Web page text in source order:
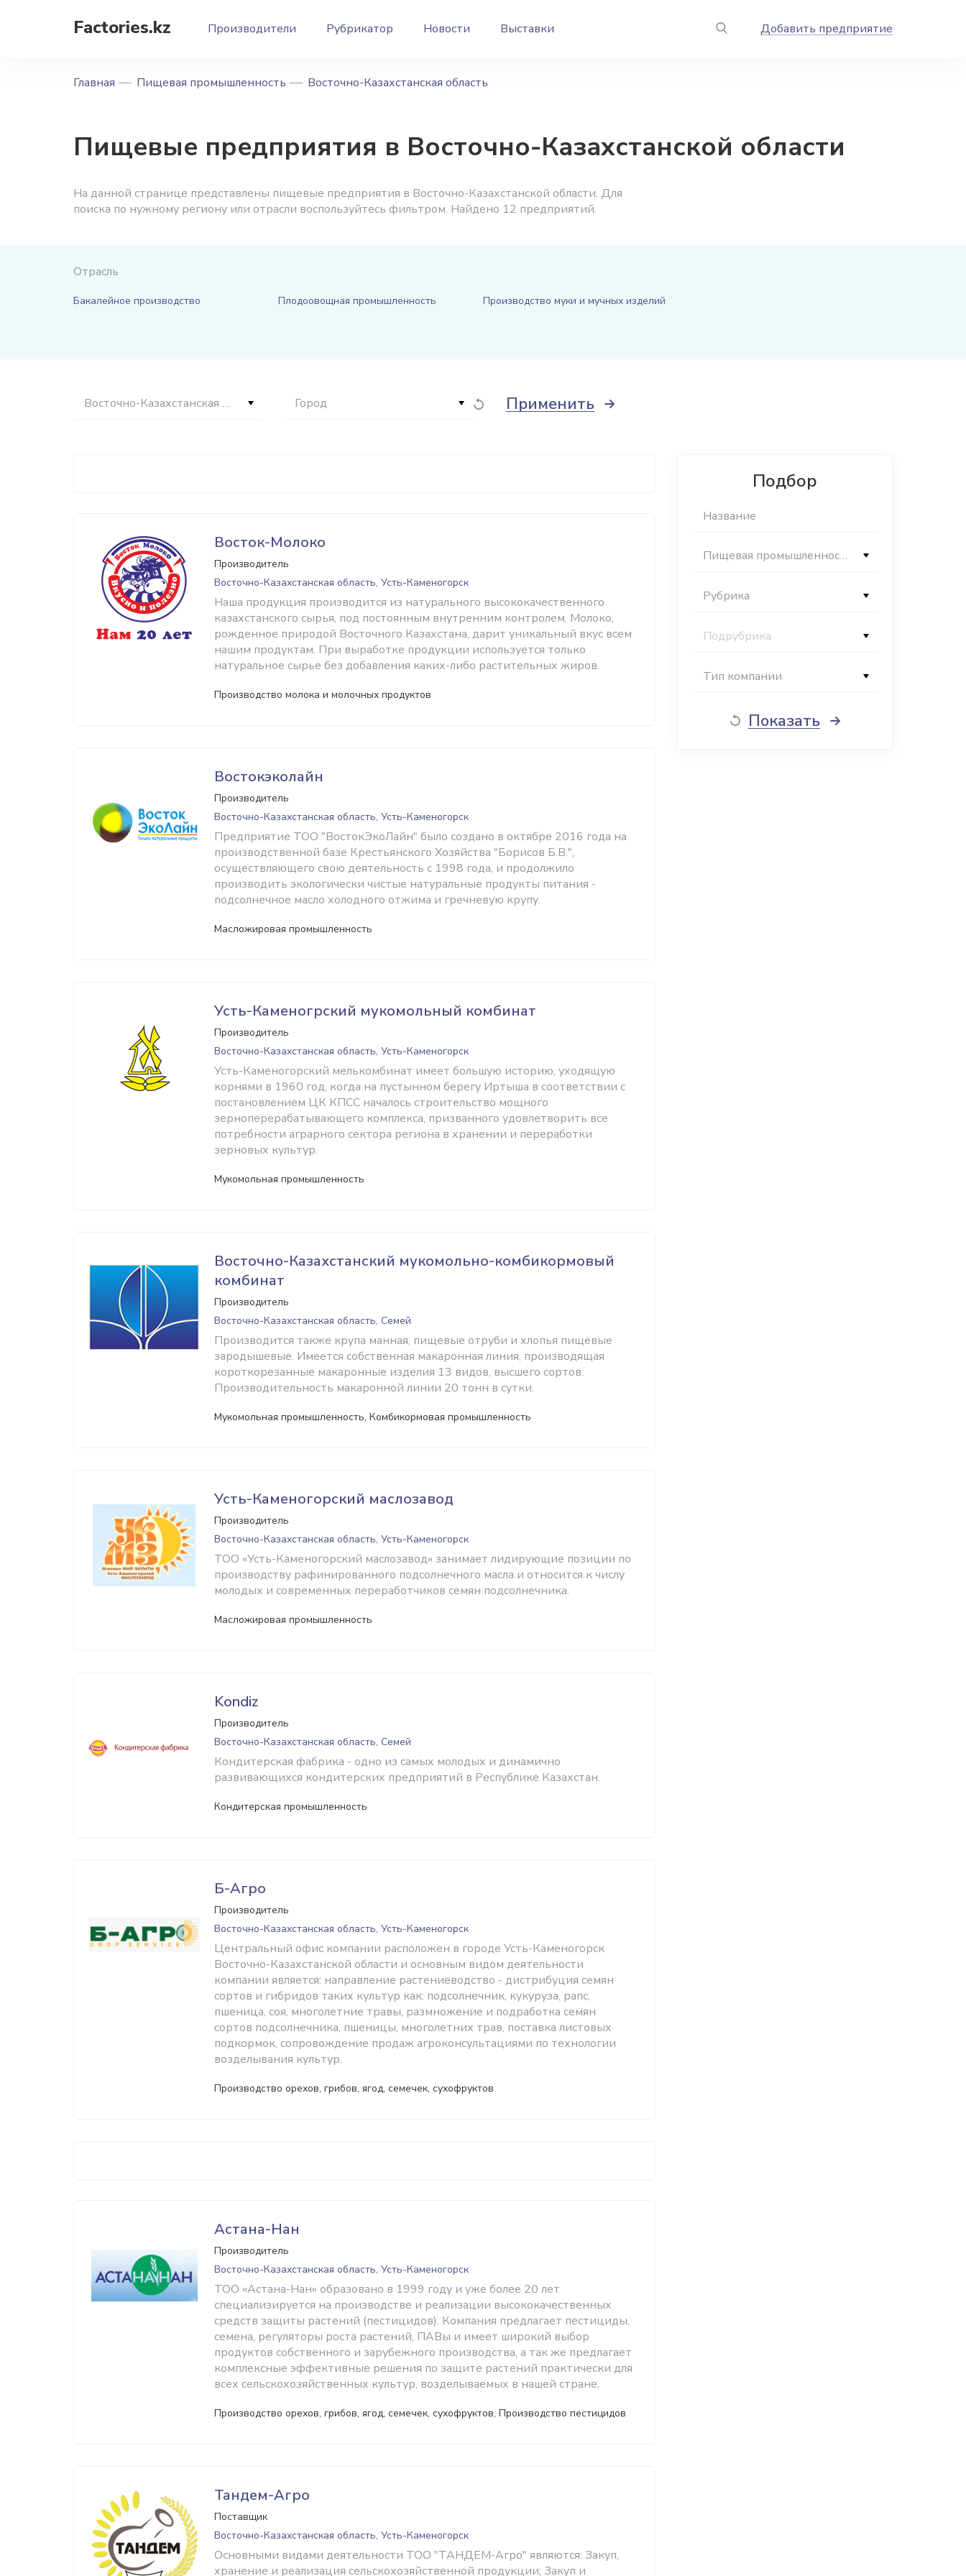
Factories.kz Производители Рубрикатор Новости Выставки Добавить предприятие
Главная Пищевая промышленность Восточно-Казахстанская область
Пищевые предприятия в Восточно-Казахстанской области
На данной странице представлены пищевые предприятия в Восточно-Казахстанской области. Для
поиска по нужному региону или отрасли воспользуйтесь фильтром. Найдено 12 предприятий.
Отрасль
Бакалейное производство Плодоовощная промышленность Производство муки и мучных изделий
Восточно-Казахстанская область Город Применить
Восток-Молоко
Производитель
Восточно-Казахстанская область, Усть-Каменогорск
Наша продукция производится из натурального высококачественного
казахстанского сырья, под постоянным внутренним контролем. Молоко,
рожденное природой Восточного Казахстана, дарит уникальный вкус всем
нашим продуктам. При выработке продукции используется только
натуральное сырье без добавления каких-либо растительных жиров.
Производство молока и молочных продуктов
Востокэколайн
Производитель
Восточно-Казахстанская область, Усть-Каменогорск
Предприятие ТОО "ВостокЭкоЛайн" было создано в октябре 2016 года на
производственной базе Крестьянского Хозяйства "Борисов Б.В.",
осуществляющего свою деятельность с 1998 года, и продолжило
производить экологически чистые натуральные продукты питания -
подсолнечное масло холодного отжима и гречневую крупу.
Масложировая промышленность
Усть-Каменогрский мукомольный комбинат
Производитель
Восточно-Казахстанская область, Усть-Каменогорск
Усть-Каменогорский мелькомбинат имеет большую историю, уходящую
корнями в 1960 год, когда на пустынном берегу Иртыша в соответствии с
постановлением ЦК КПСС началось строительство мощного
зерноперерабатывающего комплекса, призванного удовлетворить все
потребности аграрного сектора региона в хранении и переработки
зерновых культур.
Мукомольная промышленность
Восточно-Казахстанский мукомольно-комбикормовый
комбинат
Производитель
Восточно-Казахстанская область, Семей
Производится также крупа манная, пищевые отруби и хлопья пищевые
зародышевые. Имеется собственная макаронная линия, производящая
короткорезанные макаронные изделия 13 видов, высшего сортов.
Производительность макаронной линии 20 тонн в сутки.
Мукомольная промышленность, Комбикормовая промышленность
Усть-Каменогорский маслозавод
Производитель
Восточно-Казахстанская область, Усть-Каменогорск
ТОО «Усть-Каменогорский маслозавод» занимает лидирующие позиции по
производству рафинированного подсолнечного масла и относится к числу
молодых и современных переработчиков семян подсолнечника.
Масложировая промышленность
Kondiz
Производитель
Восточно-Казахстанская область, Семей
Кондитерская фабрика - одно из самых молодых и динамично
развивающихся кондитерских предприятий в Республике Казахстан.
Кондитерская промышленность
Б-Агро
Производитель
Восточно-Казахстанская область, Усть-Каменогорск
Центральный офис компании расположен в городе Усть-Каменогорск
Восточно-Казахстанской области и основным видом деятельности
компании является: направление растениеводство - дистрибуция семян
сортов и гибридов таких культур как: подсолнечник, кукуруза, рапс,
пшеница, соя, многолетние травы, размножение и подработка семян
сортов подсолнечника, пшеницы, многолетних трав, поставка листовых
подкормок, сопровождение продаж агроконсультациями по технологии
возделывания культур.
Производство орехов, грибов, ягод, семечек, сухофруктов
Астана-Нан
Производитель
Восточно-Казахстанская область, Усть-Каменогорск
ТОО «Астана-Нан» образовано в 1999 году и уже более 20 лет
специализируется на производстве и реализации высококачественных
средств защиты растений (пестицидов). Компания предлагает пестициды,
семена, регуляторы роста растений, ПАВы и имеет широкий выбор
продуктов собственного и зарубежного производства, а так же предлагает
комплексные эффективные решения по защите растений практически для
всех сельскохозяйственных культур, возделываемых в нашей стране.
Производство орехов, грибов, ягод, семечек, сухофруктов, Производство пестицидов
Тандем-Агро
Поставщик
Восточно-Казахстанская область, Усть-Каменогорск
Основными видами деятельности ТОО "ТАНДЕМ-Агро" являются: Закуп,
хранение и реализация сельскохозяйственной продукции; Закуп и
Подбор
Пищевая промышленность
Рубрика
Подрубрика
Тип компании
Показать